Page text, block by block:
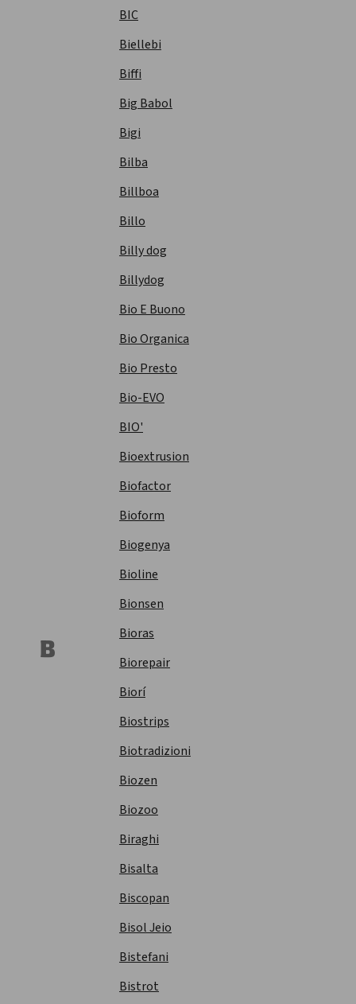
B
BIC
Biellebi
Biffi
Big Babol
Bigi
Bilba
Billboa
Billo
Billy dog
Billydog
Bio E Buono
Bio Organica
Bio Presto
Bio-EVO
BIO'
Bioextrusion
Biofactor
Bioform
Biogenya
Bioline
Bionsen
Bioras
Biorepair
Biorí
Biostrips
Biotradizioni
Biozen
Biozoo
Biraghi
Bisalta
Biscopan
Bisol Jeio
Bistefani
Bistrot